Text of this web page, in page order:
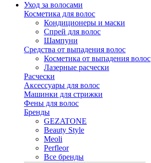
Уход за волосами
Косметика для волос
Кондиционеры и маски
Спрей для волос
Шампуни
Средства от выпадения волос
Косметика от выпадения волос
Лазерные расчески
Расчески
Аксессуары для волос
Машинки для стрижки
Фены для волос
Бренды
GEZATONE
Beauty Style
Meoli
Perfleor
Все бренды